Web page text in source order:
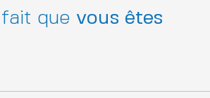
que vous êtes